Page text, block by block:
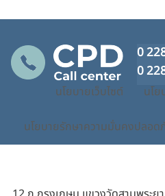
0
0
นโยบายเว็บไซต์ นโ
นโยบายรักษาความมั่นคงปลอด